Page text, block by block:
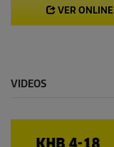
VER ONLINE
VIDEOS